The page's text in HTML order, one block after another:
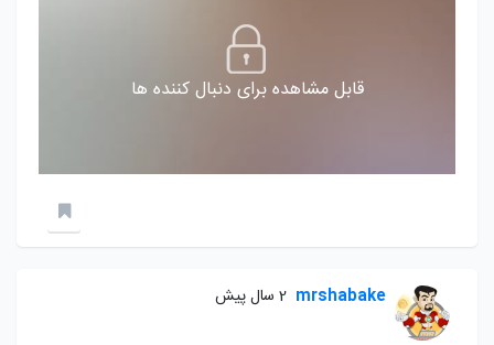
قابل مشاهده برای دنبال کننده ها
mrshabake 2 سال پیش